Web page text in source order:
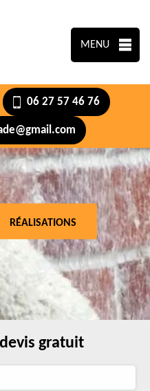
MENU
06 27 57 46 76
RÉALISATIONS
gratuit